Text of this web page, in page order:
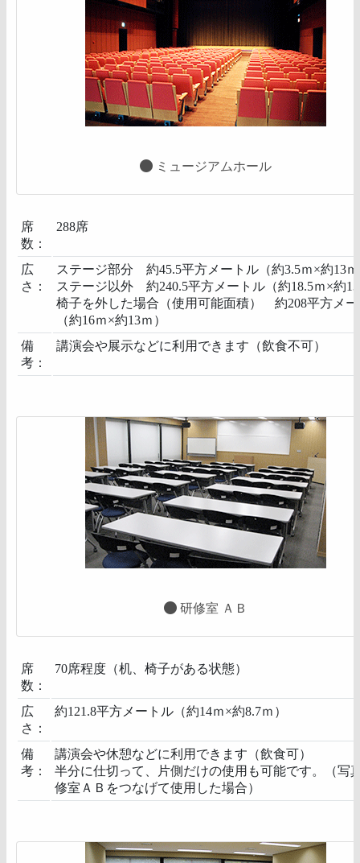
ミュージアムホール
席
数：
288席
広
さ：
ステージ部分 約45.5平方メートル（約3.5ｍ×約13
ステージ以外 約240.5平方メートル（約18.5ｍ×約
椅子を外した場合（使用可能面積） 約208平方メ
（約16ｍ×約13ｍ）
備
考：
講演会や展示などに利用できます（飲食不可）
研修室 ＡＢ
席
数：
70席程度（机、椅子がある状態）
広
さ：
約121.8平方メートル（約14ｍ×約8.7ｍ）
備
考：
講演会や休憩などに利用できます（飲食可）
半分に仕切って、片側だけの使用も可能です。（写
修室ＡＢをつなげて使用した場合）